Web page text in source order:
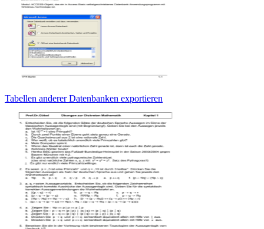
Tabellen anderer Datenbanken exportieren